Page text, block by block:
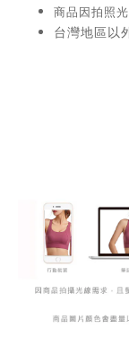
商品因拍照
台灣地區以